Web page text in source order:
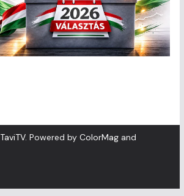
TaviTV. Powered by ColorMagand